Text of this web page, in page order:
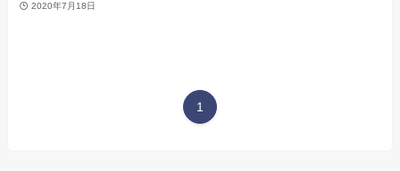
2020年7月18日
1